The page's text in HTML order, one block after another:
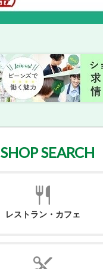
SHOP SEARCH
レストラン・カフェ